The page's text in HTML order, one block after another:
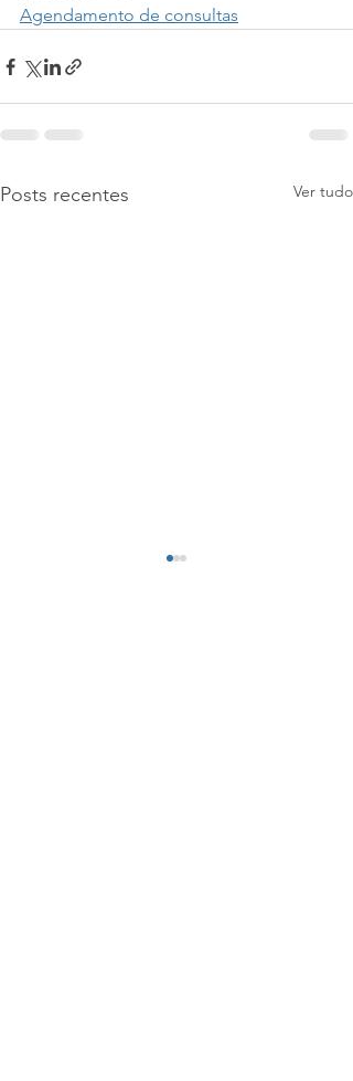
Agendamento de consultas
Posts recentes Ver tudo